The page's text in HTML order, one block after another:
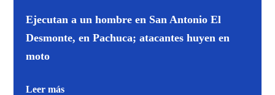
Ejecutan a un hombre en San Antonio El
Desmonte, en Pachuca; atacantes huyen en
moto
Leer más